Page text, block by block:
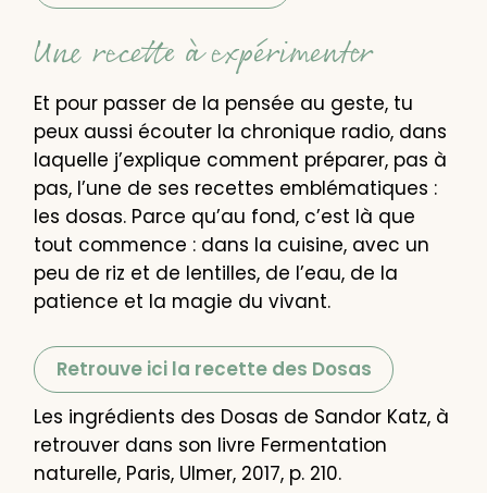
Une recette à expérimenter
Et pour passer de la pensée au geste, tu
peux aussi écouter la chronique radio, dans
laquelle j’explique comment préparer, pas à
pas, l’une de ses recettes emblématiques :
les dosas. Parce qu’au fond, c’est là que
tout commence : dans la cuisine, avec un
peu de riz et de lentilles, de l’eau, de la
patience et la magie du vivant.
Retrouve ici la recette des Dosas
Les ingrédients des Dosas de Sandor Katz, à
retrouver dans son livre Fermentation
naturelle, Paris, Ulmer, 2017, p. 210.